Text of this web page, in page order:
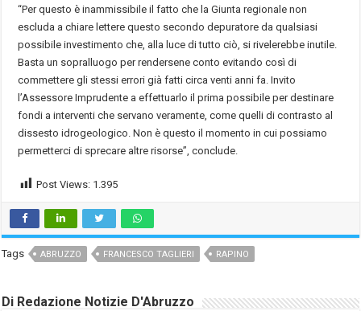
“Per questo è inammissibile il fatto che la Giunta regionale non
escluda a chiare lettere questo secondo depuratore da qualsiasi
possibile investimento che, alla luce di tutto ciò, si rivelerebbe inutile.
Basta un sopralluogo per rendersene conto evitando così di
commettere gli stessi errori già fatti circa venti anni fa. Invito
l’Assessore Imprudente a effettuarlo il prima possibile per destinare
fondi a interventi che servano veramente, come quelli di contrasto al
dissesto idrogeologico. Non è questo il momento in cui possiamo
permetterci di sprecare altre risorse”, conclude.
Post Views: 1.395
Tags ABRUZZO FRANCESCO TAGLIERI RAPINO
Di Redazione Notizie D'Abruzzo